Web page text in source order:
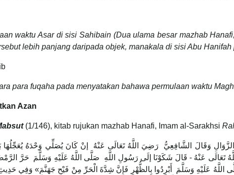
waktu Asar di sisi Sahibain (Dua ulama besar mazhab
lebih panjang daripada objek, manakala di sisi Abu
para fuqaha pada menyatakan bahawa permulaan waktu
Azan
(1/146), kitab rujukan mazhab Hanafi, Imam al-Sarakhsi
وَقَالَ الشَّافِعِيُّ رَضِيَ اللَّهُ تَعَالَى عَنْهُ إنْ كَانَ يُصَلِّي وَحْدَهُ يُعَجِّلُهَا
عَنْهُ - قَالَ شَكَوْنَا إلَى رَسُولِ اللَّهِ صَلَّى اللَّهُ عَلَيْهِ وَسَلَّمَ حَرَّ
اللَّهُ عَلَيْهِ وَسَلَّمَ أَبْرِدُوا بِالظُّهْرِ فَإِنَّ شِدَّةَ الْحَرِّ مِنْ فَيْحِ جَهَنَّمَ» وَفِي